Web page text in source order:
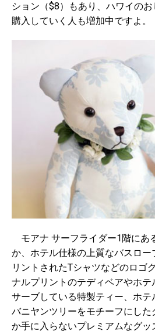
ション（$8）もあり、ハワイの
購入していく人も増加中ですよ。
モアナ サーフライダー1階にあ
か、ホテル仕様の上質なバスロ
リントされたTシャツなどのロゴ
ナルプリントのテディベアやホ
サーブしている特製ティー、ホ
バニヤンツリーをモチーフにした
か手に入らないプレミアムなグッ